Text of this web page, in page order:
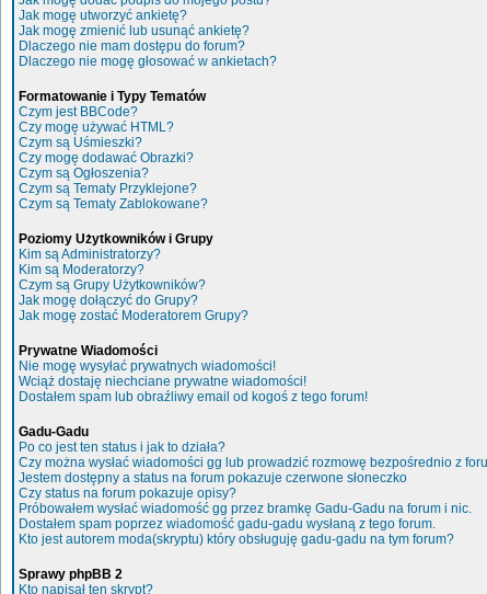
Jak mogę utworzyć ankietę?
Jak mogę zmienić lub usunąć ankietę?
Dlaczego nie mam dostępu do forum?
Dlaczego nie mogę głosować w ankietach?
Formatowanie i Typy Tematów
Czym jest BBCode?
Czy mogę używać HTML?
Czym są Uśmieszki?
Czy mogę dodawać Obrazki?
Czym są Ogłoszenia?
Czym są Tematy Przyklejone?
Czym są Tematy Zablokowane?
Poziomy Użytkowników i Grupy
Kim są Administratorzy?
Kim są Moderatorzy?
Czym są Grupy Użytkowników?
Jak mogę dołączyć do Grupy?
Jak mogę zostać Moderatorem Grupy?
Prywatne Wiadomości
Nie mogę wysyłać prywatnych wiadomości!
Wciąż dostaję niechciane prywatne wiadomości!
Dostałem spam lub obraźliwy email od kogoś z tego forum!
Gadu-Gadu
Po co jest ten status i jak to działa?
Czy można wysłać wiadomości gg lub prowadzić rozmowę bezpośrednio z
Jestem dostępny a status na forum pokazuje czerwone słoneczko
Czy status na forum pokazuje opisy?
Próbowałem wysłać wiadomość gg przez bramkę Gadu-Gadu na forum i nic.
Dostałem spam poprzez wiadomość gadu-gadu wysłaną z tego forum.
Kto jest autorem moda(skryptu) który obsługuję gadu-gadu na tym forum?
Sprawy phpBB 2
Kto napisał ten skrypt?